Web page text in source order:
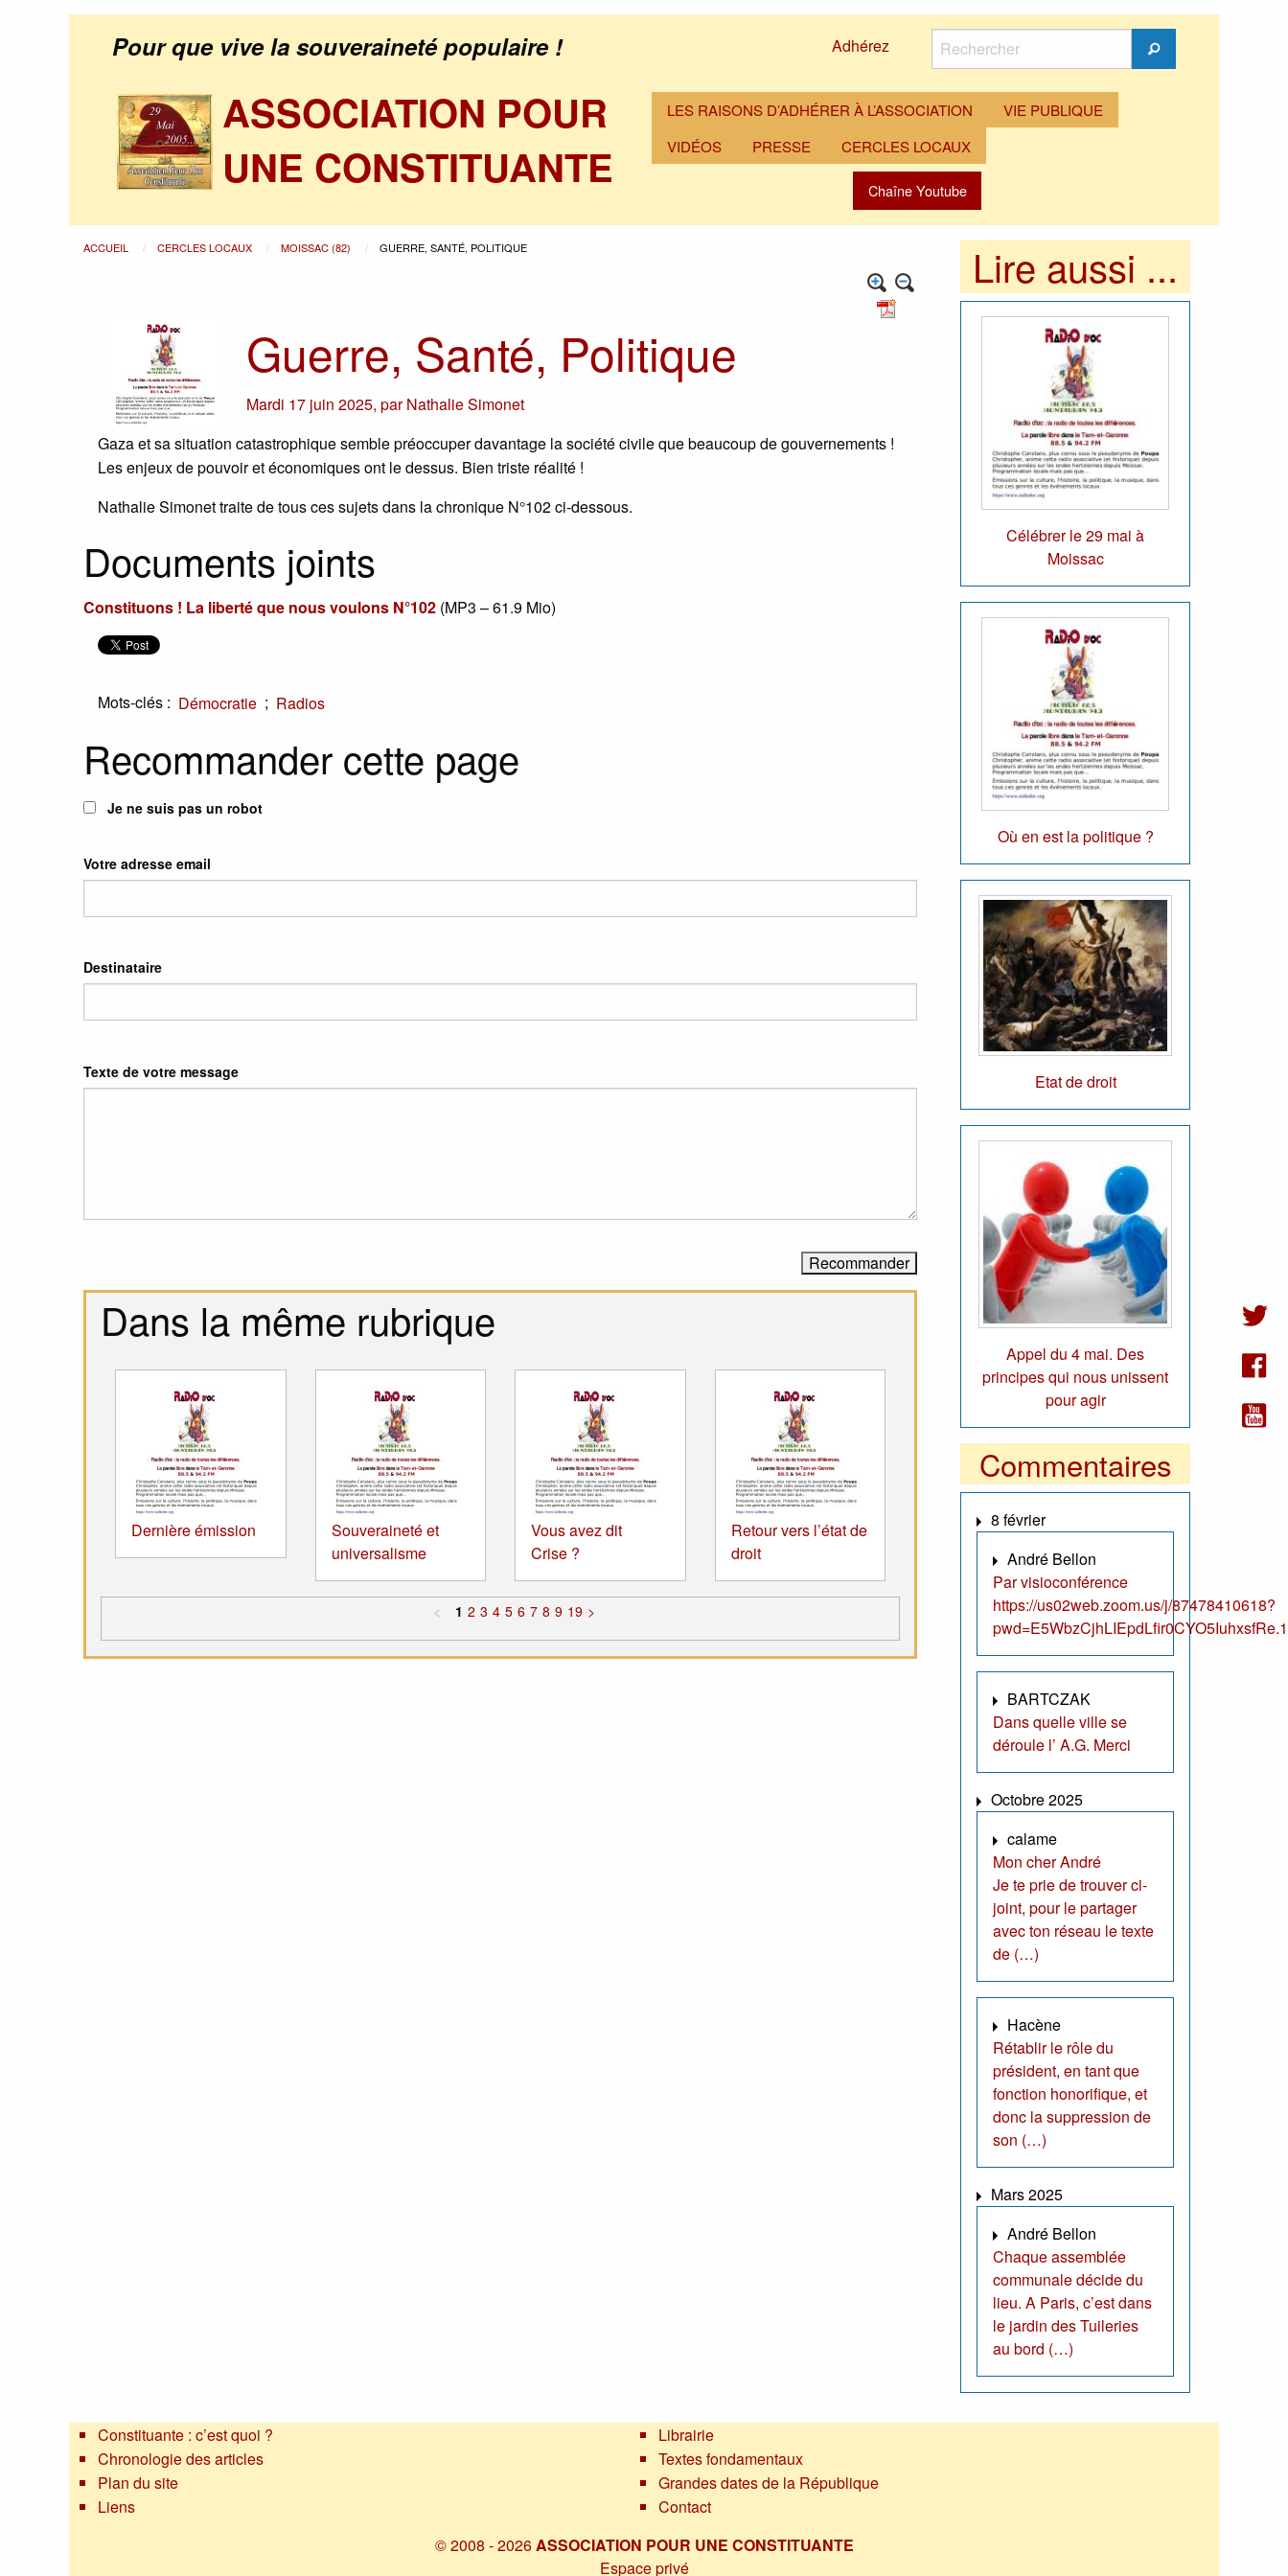
Pour que vive la souveraineté populaire ! Adhérez
Rechercher
Rechercher
ASSOCIATION POUR
UNE CONSTITUANTE
LES RAISONS D’ADHÉRER À L’ASSOCIATION
VIE PUBLIQUE
VIDÉOS
PRESSE CERCLES LOCAUX
Chaîne Youtube
ACCUEIL CERCLES LOCAUX MOISSAC (82) GUERRE, SANTÉ, POLITIQUE
Guerre, Santé, Politique
Mardi 17 juin 2025,parNathalie Simonet
Gaza et sa situation catastrophique semble préoccuper davantage la société civile que beaucoup de gouvernements !
Les enjeux de pouvoir et économiques ont le dessus. Bien triste réalité !
Nathalie Simonet traite de tous ces sujets dans la chronique N°102 ci-dessous.
Documents joints
Constituons ! La liberté que nous voulons N°102 (MP3 – 61.9 Mio)
Mots-clés : Démocratie ; Radios
Recommander cette page
Je ne suis pas un robot
Votre adresse email
Destinataire
Texte de votre message
Dans la même rubrique
Dernière émission
Souveraineté et
universalisme
Vous avez dit
Crise ?
Retour vers l’état de
droit
< 1 2 3 4 5 6 7 8 9 19 >
Lire aussi ...
Célébrer le 29 mai à
Moissac
Où en est la politique ?
Etat de droit
Appel du 4 mai. Des
principes qui nous unissent
pour agir
Commentaires
8 février
André Bellon
Par visioconférence
https://us02web.zoom.us/j/87478410618?
BARTCZAK
Dans quelle ville se
déroule l’ A.G. Merci
Octobre 2025
calame
Mon cher André
Je te prie de trouver ci-
joint, pour le partager
avec ton réseau le texte
de (…)
Hacène
Rétablir le rôle du
président, en tant que
fonction honorifique, et
donc la suppression de
son (…)
Mars 2025
André Bellon
Chaque assemblée
communale décide du
lieu. A Paris, c’est dans
le jardin des Tuileries
au bord (…)
Constituante : c’est quoi ?
Chronologie des articles
Plan du site
Liens
Librairie
Textes fondamentaux
Grandes dates de la République
Contact
© 2008 - 2026ASSOCIATION POUR UNE CONSTITUANTE
Espace privé